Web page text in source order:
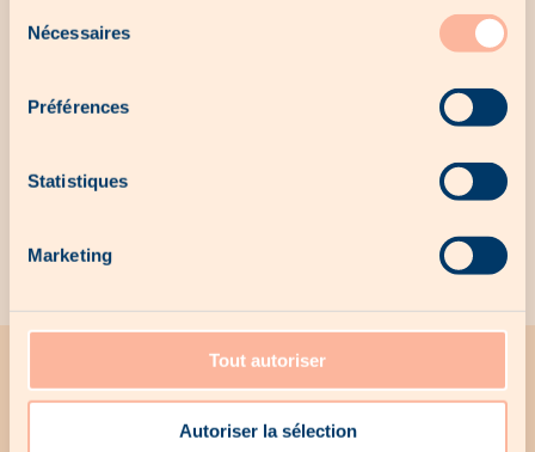
Nécessaires
Préférences
Statistiques
Marketing
Tout autoriser
Autoriser la sélection
No local offer for the moment...
No exclusive products for the moment...
All the latest news from Woodee
Receive all Woodee promotions by email